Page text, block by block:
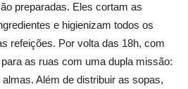
preparadas. Eles cortam as
e higienizam todos os
refeições. Por volta das 18h, com
as ruas com uma dupla missão:
Além de distribuir as sopas,